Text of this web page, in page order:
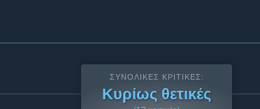
ΣΥΝΟΛΙΚΈΣ ΚΡΙΤΙΚΈΣ:
Κυρίως θετικές